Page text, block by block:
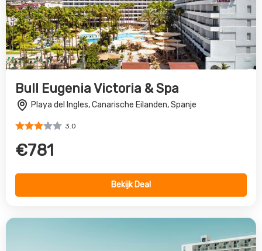
Bull Eugenia Victoria & Spa
Playa del Ingles, Canarische Eilanden, Spanje
3.0
€781
Bekijk Deal